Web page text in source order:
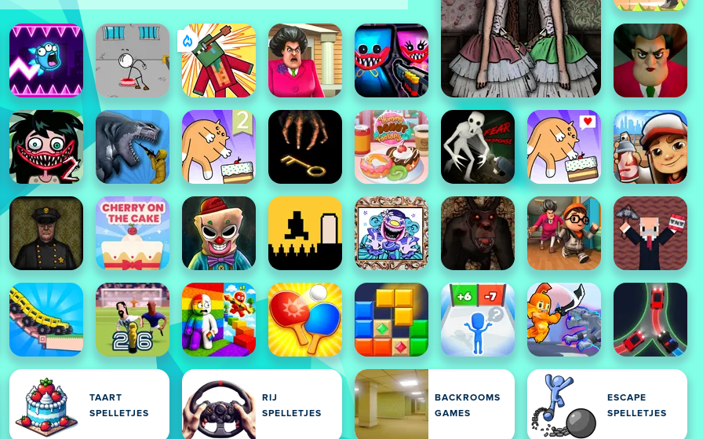
TAART
SPELLETJES
RIJ
SPELLETJES
BACKROOMS
GAMES
ESCAPE
SPELLETJES